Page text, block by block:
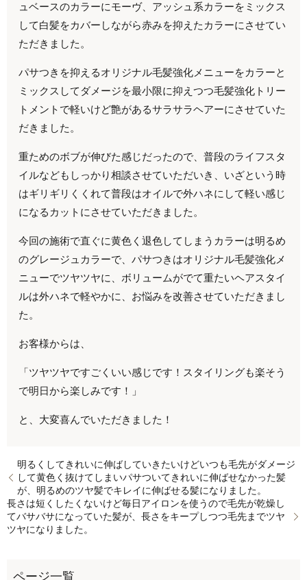
ュベースのカラーにモーヴ、アッシュ系カラーをミックス
して白髪をカバーしながら赤みを抑えたカラーにさせてい
ただきました。
パサつきを抑えるオリジナル毛髪強化メニューをカラーと
ミックスしてダメージを最小限に抑えつつ毛髪強化トリー
トメントで軽いけど艶があるサラサラヘアーにさせていた
だきました。
重ためのボブが伸びた感じだったので、普段のライフスタ
イルなどもしっかり相談させていただいき、いざという時
はギリギリくくれて普段はオイルで外ハネにして軽い感じ
になるカットにさせていただきました。
今回の施術で直ぐに黄色く退色してしまうカラーは明るめ
のグレージュカラーで、パサつきはオリジナル毛髪強化メ
ニューでツヤツヤに、ボリュームがでて重たいヘアスタイ
ルは外ハネで軽やかに、お悩みを改善させていただきまし
た。
お客様からは、
「ツヤツヤですごくいい感じです！スタイリングも楽そう
で明日から楽しみです！」
と、大変喜んでいただきました！
明るくしてきれいに伸ばしていきたいけどいつも毛先がダメージ
して黄色く抜けてしまいパサついてきれいに伸ばせなかった髪
が、明るめのツヤ髪でキレイに伸ばせる髪になりました。
長さは短くしたくないけど毎日アイロンを使うので毛先が乾燥し
てバサバサになっていた髪が、長さをキープしつつ毛先までツヤ
ツヤになりました。